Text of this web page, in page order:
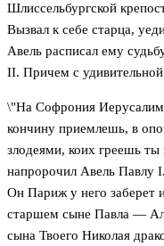
Шлиссельбургской
Вызвал к себе старца,
Авель расписал ему
II. Причем с
\"На Софрония
кончину приемлешь, в
злодеями, коих греешь
напророчил Авель Павлу
Он Париж у него заберет
старшем сыне Павла —
сына Твоего Николая